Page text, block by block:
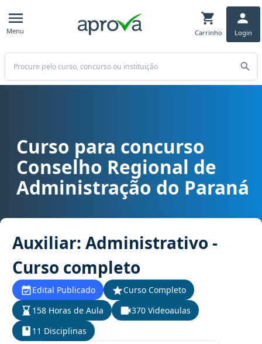
Menu Carrinho Login
Buscar
Curso para concurso CRA PR - Conselho Regional de
Curso para concurso
Conselho Regional de
Administração do Paraná
Auxiliar: Administrativo -
Curso completo
Edital Publicado
Curso Completo
158 Horas de Aula
370 Videoaulas
11 Disciplinas